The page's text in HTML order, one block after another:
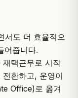
서도 더 효율적으
어줍니다.
재택근무로 시작
환하고, 운영이
Office)로 옮겨